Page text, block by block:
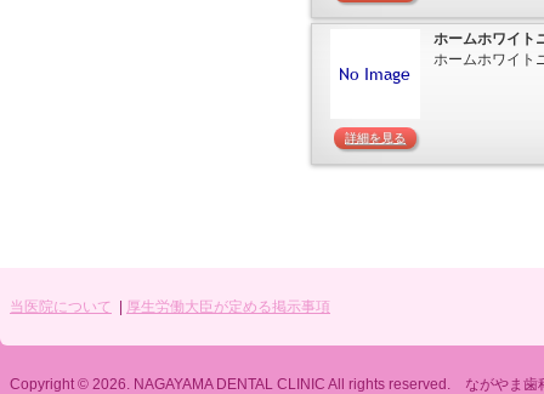
詳細を見る
ホームホワイト
ホームホワイト
当医院について 厚生労働大臣が定める掲示事項
Copyright © 2026. NAGAYAMA DENTAL CLINIC All rights reserved. ながやま歯